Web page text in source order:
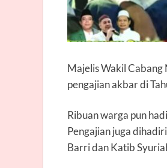
Majelis Wakil
pengajian akbar di
Ribuan warga pun
Pengajian juga
Barri dan Katib